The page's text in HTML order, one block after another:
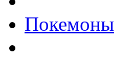
Покемоны